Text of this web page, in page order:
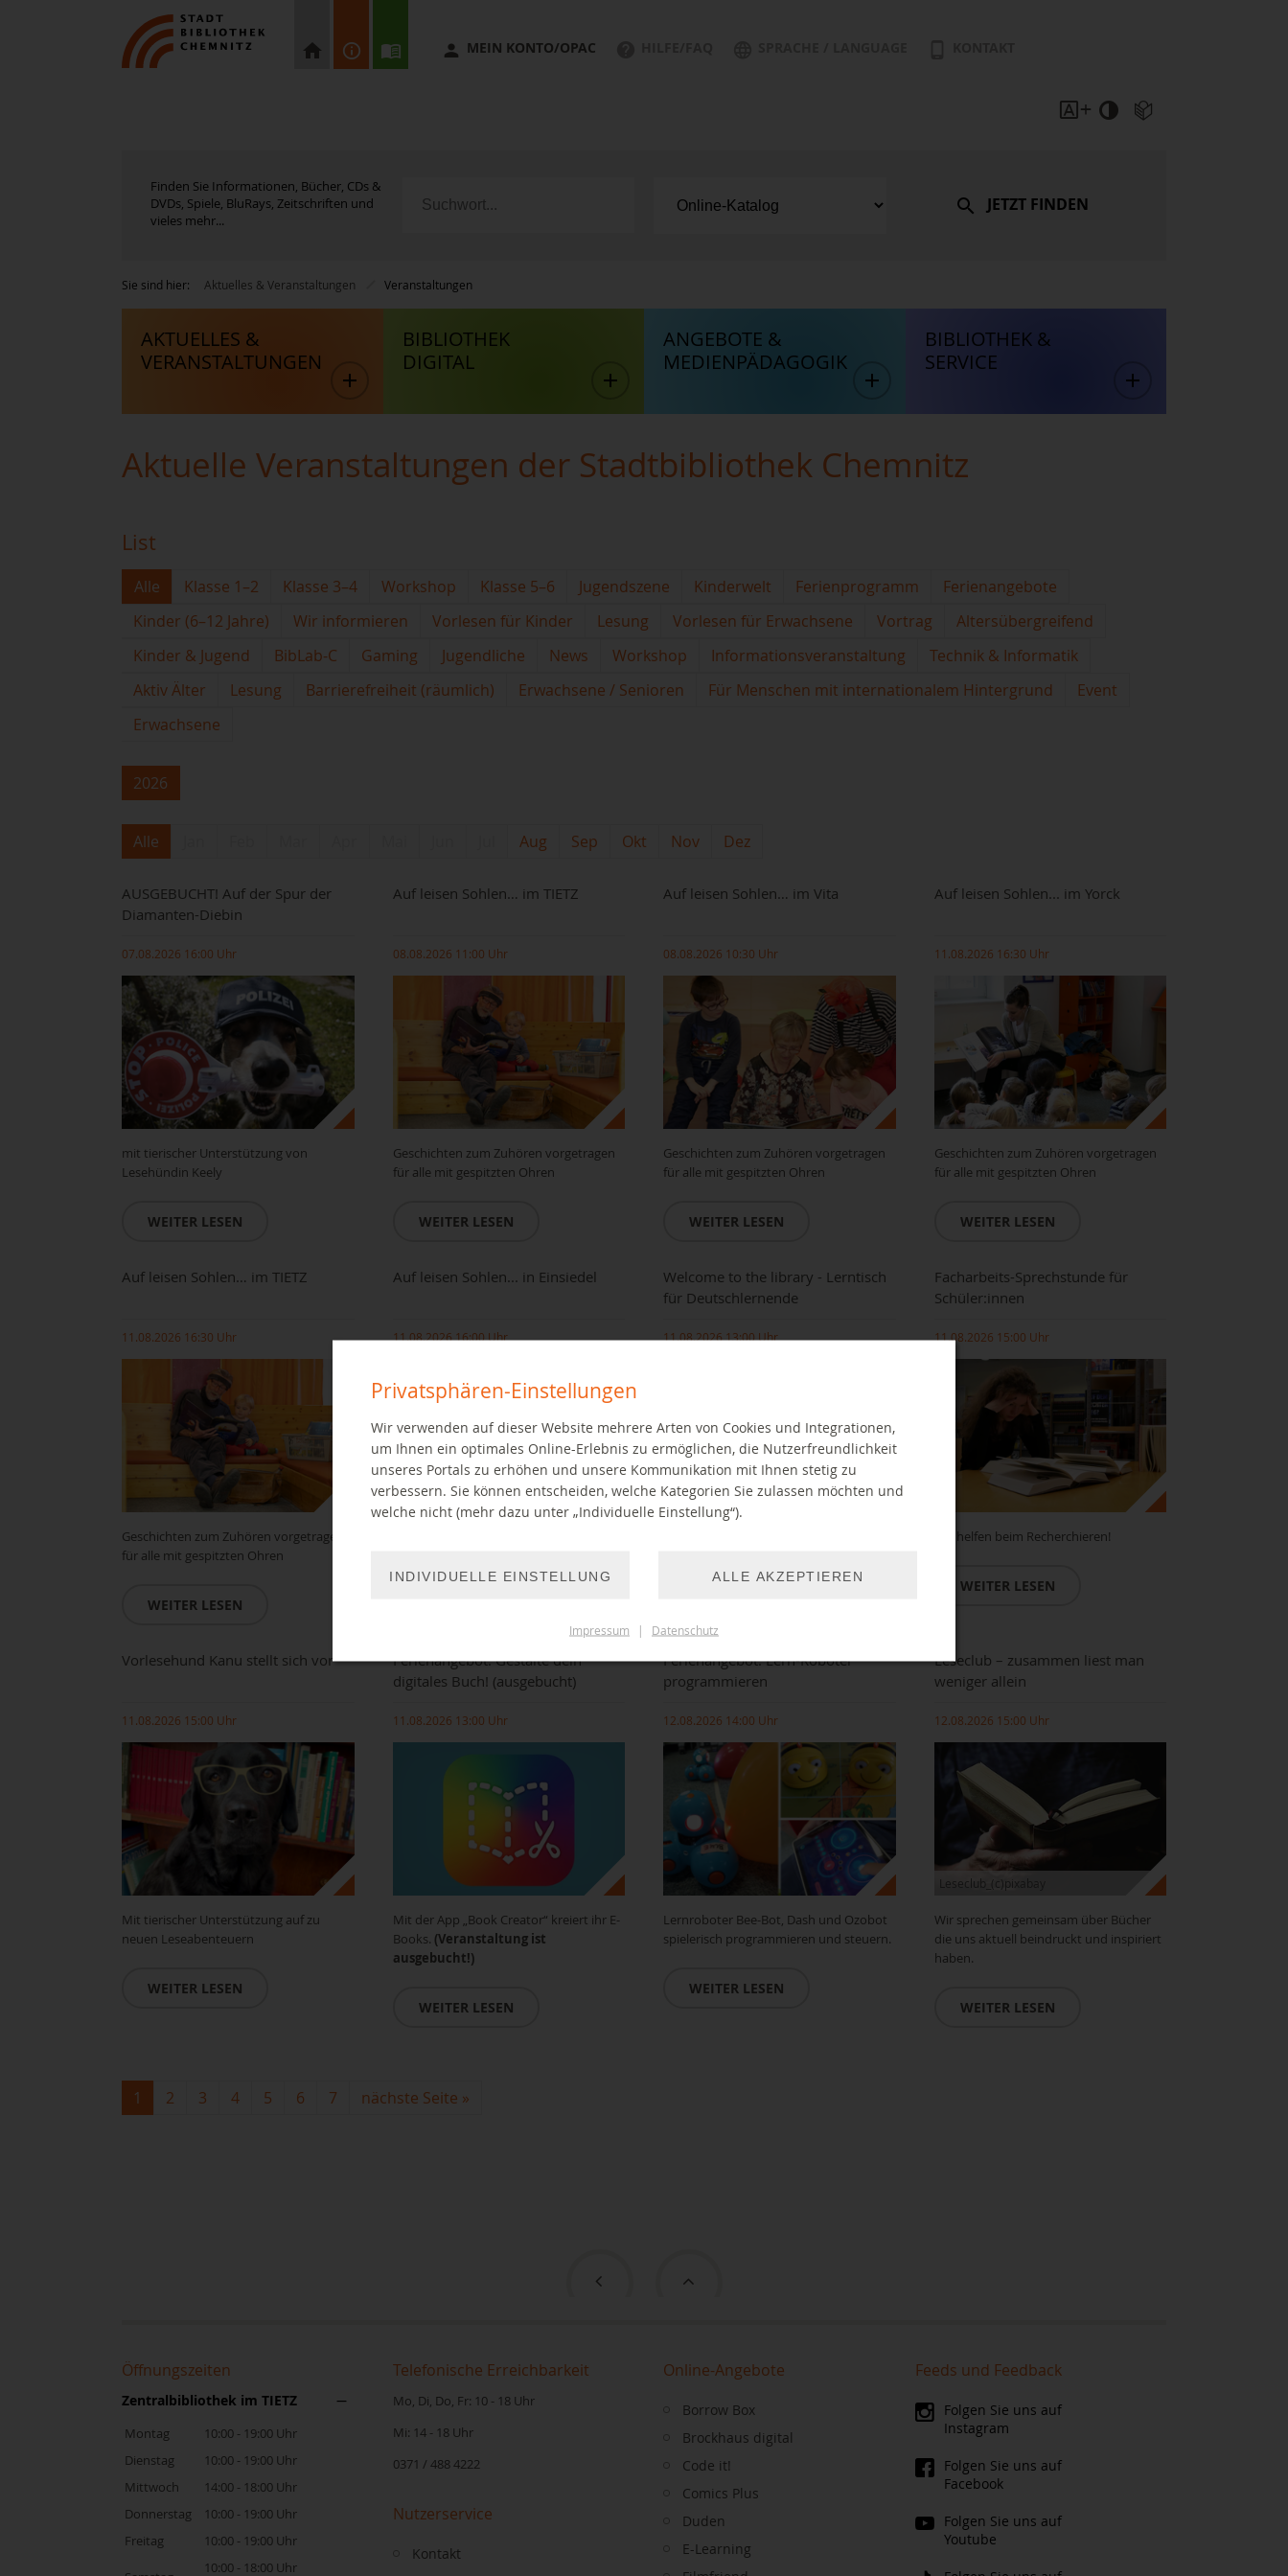
MEIN KONTO/OPAC
Finden Sie Informationen, Bücher, CDs &
DVDs, Spiele, BluRays, Zeitschriften und
vieles mehr...
JETZT FINDEN
Sie sind hier: Aktuelles & Veranstaltungen Veranstaltungen
AKTUELLES &
VERANSTALTUNGEN
BIBLIOTHEK
DIGITAL
ANGEBOTE &
MEDIENPÄDAGOGIK
BIBLIOTHEK &
SERVICE
Aktuelle Veranstaltungen der Stadtbibliothek Chemnitz
List
Alle Klasse 1–2 Klasse 3–4 Workshop Klasse 5–6 Jugendszene Kinderwelt Ferienprogramm
Ferienangebote
Kinder (6–12 Jahre)
Wir informieren Vorlesen für Kinder Lesung Vorlesen für Erwachsene Vortrag
Altersübergreifend
Kinder & Jugend
BibLab-C Gaming Jugendliche News Workshop Informationsveranstaltung
Technik & Informatik
Aktiv Älter
Lesung Barrierefreiheit (räumlich) Erwachsene / Senioren Für Menschen mit internationalem Hintergrund
Event
Erwachsene
2026
Alle Aug Sep Okt Nov Dez
AUSGEBUCHT! Auf der Spur der
Diamanten-Diebin
07.08.2026 16:00 Uhr
mit tierischer Unterstützung von
Lesehündin Keely
WEITER LESEN
Auf leisen Sohlen… im TIETZ
08.08.2026 11:00 Uhr
Geschichten zum Zuhören vorgetragen
für alle mit gespitzten Ohren
WEITER LESEN
Auf leisen Sohlen… im Vita
08.08.2026 10:30 Uhr
Geschichten zum Zuhören vorgetragen
für alle mit gespitzten Ohren
WEITER LESEN
Auf leisen Sohlen... im Yorck
11.08.2026 16:30 Uhr
Geschichten zum Zuhören vorgetragen
für alle mit gespitzten Ohren
WEITER LESEN
Auf leisen Sohlen… im TIETZ
11.08.2026 16:30 Uhr
Geschichten zum Zuhören vorgetragen
für alle mit gespitzten Ohren
WEITER LESEN
Auf leisen Sohlen... in Einsiedel
11.08.2026 16:00 Uhr
Welcome to the library - Lerntisch
für Deutschlernende
11.08.2026 13:00 Uhr
Facharbeits-Sprechstunde für
Schüler:innen
11.08.2026 15:00 Uhr
Wir helfen beim Recherchieren!
WEITER LESEN
Vorlesehund Kanu stellt sich vor
11.08.2026 15:00 Uhr
Mit tierischer Unterstützung auf zu
neuen Leseabenteuern
WEITER LESEN
Ferienangebot: Gestalte dein
digitales Buch! (ausgebucht)
11.08.2026 13:00 Uhr
Mit der App „Book Creator“ kreiert ihr E-
Books. (Veranstaltung ist
ausgebucht!)
WEITER LESEN
Ferienangebot: Lern-Roboter
programmieren
12.08.2026 14:00 Uhr
Lernroboter Bee-Bot, Dash und Ozobot
spielerisch programmieren und steuern.
WEITER LESEN
Leseclub – zusammen liest man
weniger allein
12.08.2026 15:00 Uhr
Leseclub_(c)pixabay
Wir sprechen gemeinsam über Bücher
die uns aktuell beindruckt und inspiriert
haben.
WEITER LESEN
1 2 3 4 5 6 7 nächste Seite »
Öffnungszeiten
Zentralbibliothek im TIETZ
Montag
10:00 - 19:00 Uhr
Dienstag
10:00 - 19:00 Uhr
Mittwoch
14:00 - 18:00 Uhr
Donnerstag
10:00 - 19:00 Uhr
Freitag
10:00 - 19:00 Uhr
10:00 - 18:00 Uhr
Telefonische Erreichbarkeit
Mo, Di, Do, Fr: 10 - 18 Uhr
Mi: 14 - 18 Uhr
0371 / 488 4222
Nutzerservice
Kontakt
Online-Angebote
Borrow Box
Brockhaus digital
Code it!
Comics Plus
Duden
E-Learning
Feeds und Feedback
Folgen Sie uns auf
Instagram
Folgen Sie uns auf
Facebook
Folgen Sie uns auf
Youtube
Privatsphären-Einstellungen
Wir verwenden auf dieser Website mehrere Arten von Cookies und Integrationen,
um Ihnen ein optimales Online-Erlebnis zu ermöglichen, die Nutzerfreundlichkeit
unseres Portals zu erhöhen und unsere Kommunikation mit Ihnen stetig zu
verbessern. Sie können entscheiden, welche Kategorien Sie zulassen möchten und
welche nicht (mehr dazu unter „Individuelle Einstellung“).
INDIVIDUELLE EINSTELLUNG ALLE AKZEPTIEREN
Impressum | Datenschutz